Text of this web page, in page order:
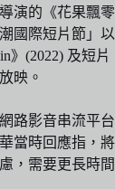
演的《花果飄
國際短片節」
》(2022) 及短
映。
路影音串流平
當時回應指，
，需要更長時間